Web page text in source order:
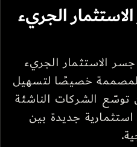
الجريء
الاستثمار الجريء
خصيصًا لتسهيل
توسّع الشركات الناشئة
جديدة بين